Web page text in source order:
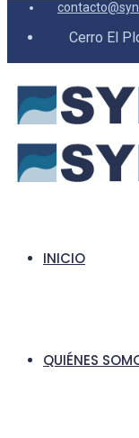
Cerro El
INICIO
QUIÉNES